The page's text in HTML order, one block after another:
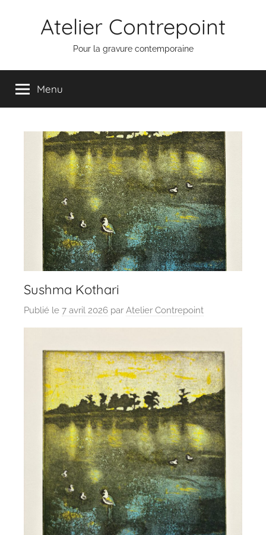
Atelier Contrepoint
Pour la gravure contemporaine
Menu
Sushma Kothari
Publié le 7 avril 2026 par Atelier Contrepoint